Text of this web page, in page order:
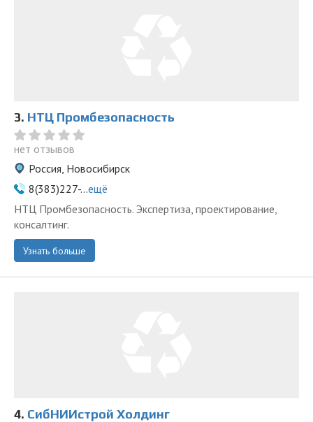
3. НТЦ Промбезопасность
нет отзывов
Россия, Новосибирск
8(383)227-...ещё
НТЦ Промбезопасность. Экспертиза, проектирование,
консалтинг.
Узнать больше
4. СибНИИстрой Холдинг